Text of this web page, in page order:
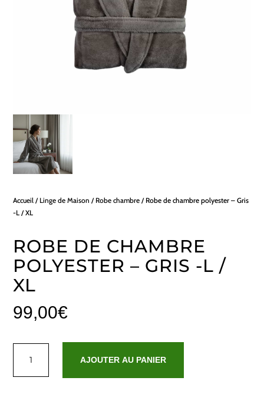
Accueil / Linge de Maison / Robe chambre / Robe de chambre polyester – Gris
-L / XL
ROBE DE CHAMBRE
POLYESTER – GRIS -L /
XL
99,00€
AJOUTER AU PANIER